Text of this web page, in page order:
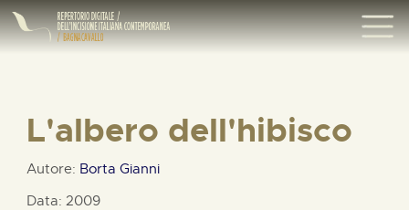
L'albero dell'hibisco
Autore: Borta Gianni
Data: 2009